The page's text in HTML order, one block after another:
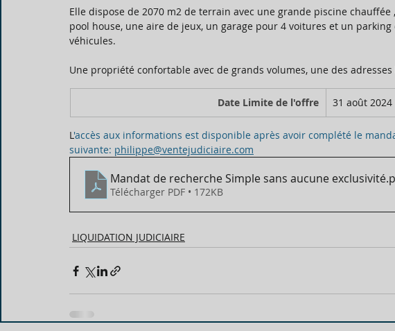
Elle dispose de 2070 m2 de terrain avec une grande piscine
pool house, une aire de jeux, un garage pour 4 voitures et un
véhicules.
Une propriété confortable avec de grands volumes, une des
Date Limite de l'offre 31 août 2024
L'accès aux informations est disponible après avoir complété le
suivante: philippe@ventejudiciaire.com
Mandat de recherche Simple sans aucune exclusivité
Télécharger PDF • 172KB
LIQUIDATION JUDICIAIRE